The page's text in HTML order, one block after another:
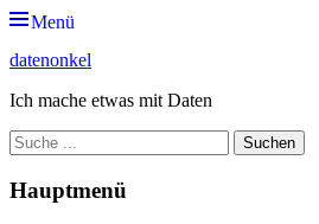
Zum
springen
Menü
datenonkel
Ich mache etwas mit Daten
Suche
nach:
Hauptmenü